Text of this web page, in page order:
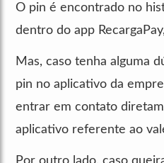
O pin é encontrado no
dentro do app
Mas, caso tenha alguma
pin no aplicativo da
entrar em contato
aplicativo referente ao